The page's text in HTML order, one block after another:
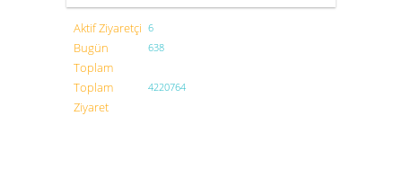
Aktif Ziyaretçi 6
Bugün
Toplam
638
Toplam
Ziyaret
4220764